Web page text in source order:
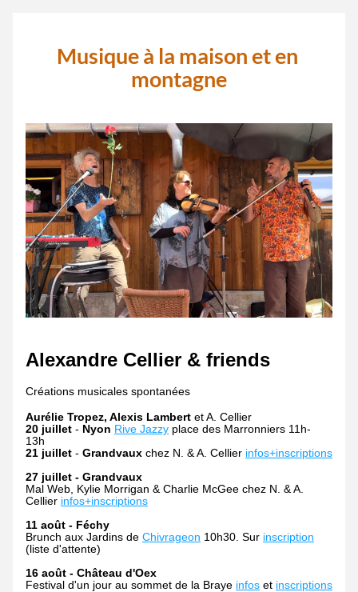
Musique à la maison et en
montagne
Alexandre Cellier & friends
Créations musicales spontanées
Aurélie Tropez, Alexis Lambert et A. Cellier
20 juillet - Nyon Rive Jazzy place des Marronniers 11h-
13h
21 juillet - Grandvaux chez N. & A. Cellier infos+inscriptions
27 juillet - Grandvaux
Mal Web, Kylie Morrigan & Charlie McGee chez N. & A.
Cellier infos+inscriptions
11 août - Féchy
Brunch aux Jardins de Chivrageon 10h30. Sur inscription
(liste d'attente)
16 août - Château d'Oex
Festival d'un jour au sommet de la Braye infos et inscriptions